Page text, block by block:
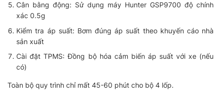
Cân bằng động: Sử dụng máy Hunter GSP9700 độ chính
xác 0.5g
Kiểm tra áp suất: Bơm đúng áp suất theo khuyến cáo nhà
sản xuất
Cài đặt TPMS: Đồng bộ hóa cảm biến áp suất với xe (nếu
có)
Toàn bộ quy trình chỉ mất 45-60 phút cho bộ 4 lốp.